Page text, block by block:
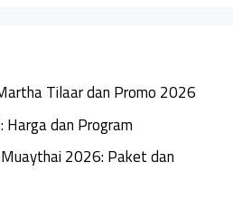
Tilaar dan Promo 2026
Harga dan Program
2026: Paket dan